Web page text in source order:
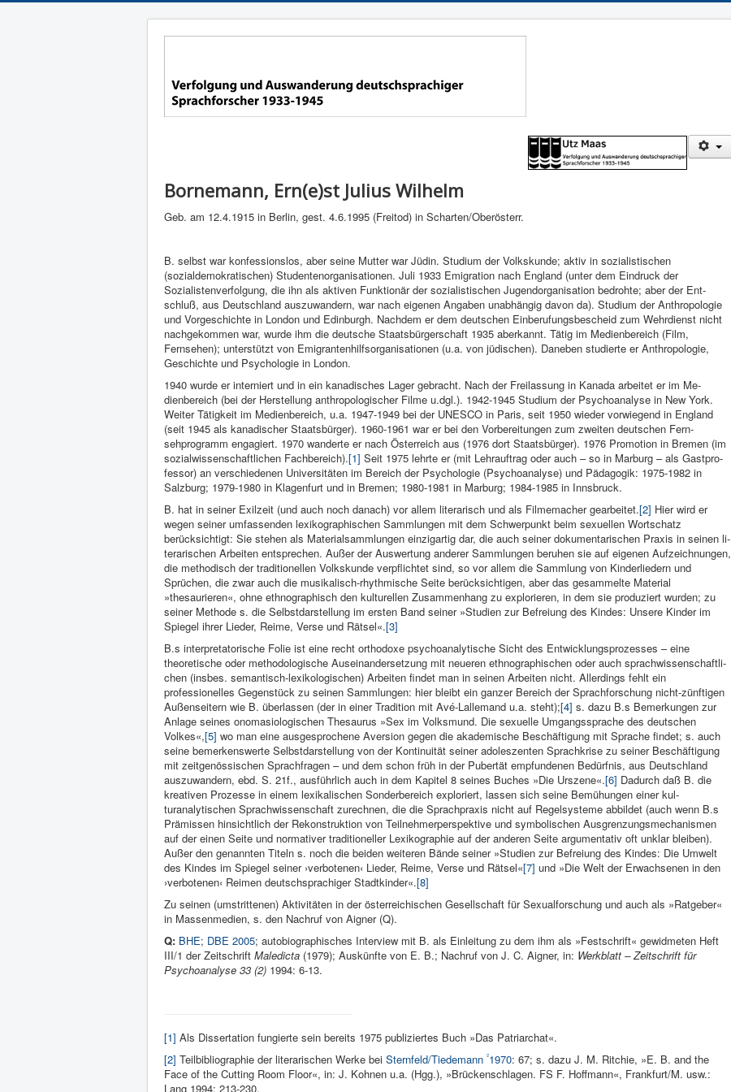
Bornemann, Ern(e)st Julius Wilhelm
Geb. am 12.4.1915 in Berlin, gest. 4.6.1995 (Freitod) in Scharten/Oberösterr.
B. selbst war konfessi­onslos, aber seine Mutter war Jüdin. Studium der Volks­kunde; aktiv in sozialistischen
(sozialdemokratischen) Studenten­organisationen. Juli 1933 Emigra­tion nach Eng­land (unter dem Ein­druck der
Sozialistenverfol­gung, die ihn als aktiven Funktionär der sozialisti­schen Jugendorganisation bedrohte; aber der Ent­
schluß, aus Deutschland auszuwandern, war nach eige­nen Anga­ben un­abhängig davon da). Stu­dium der An­thropologie
und Vorge­schichte in London und Edin­burgh. Nachdem er dem deut­schen Einbe­rufungsbescheid zum Wehr­dienst nicht
nach­gekommen war, wurde ihm die deutsche Staats­bürgerschaft 1935 aber­kannt. Tätig im Medienbe­reich (Film,
Fernsehen); unterstützt von Emigranten­hilfsorganisationen (u.a. von jüdischen). Da­neben studierte er Anthro­pologie,
Geschichte und Psy­chologie in London.
1940 wurde er in­terniert und in ein kanadisches Lager ge­bracht. Nach der Freilassung in Kanada arbeitet er im Me­
dienbereich (bei der Herstellung anthropologischer Filme u.dgl.). 1942-1945 Studium der Psycho­analyse in New York.
Wei­ter Tätig­keit im Medienbereich, u.a. 1947-1949 bei der UN­ESCO in Paris, seit 1950 wieder vor­wiegend in Eng­land
(seit 1945 als kanadi­scher Staatsbürger). 1960-1961 war er bei den Vorbereitungen zum zweiten deut­schen Fern­
sehprogramm engagiert. 1970 ­wanderte er nach Österreich aus (1976 dort Staatsbürger). 1976 Pro­motion in Bre­men (im
sozialwissenschaft­lichen Fachbereich).[1] Seit 1975 lehrte er (mit Lehrauftrag oder auch – so in Marburg – als Gastpro­
fessor) an verschiedenen Universitäten im Bereich der Psy­chologie (Psychoanalyse) und Pädagogik: 1975-1982 in
Salzburg; 1979-1980 in Klagenfurt und in Bremen; 1980-1981 in Marburg; 1984-1985 in Innsbruck.
B. hat in seiner Exilzeit (und auch noch da­nach) vor al­lem litera­risch und als Filmemacher gearbeitet.[2] Hier wird er
wegen seiner umfas­senden lexikographi­schen Samm­lungen mit dem Schwer­punkt beim sexuellen Wortschatz
berücksich­tigt: Sie stehen als Ma­terialsammlungen einzig­artig dar, die auch seiner dokumentarischen Praxis in seinen li­
terarischen Arbeiten entspre­chen. Außer der Auswer­tung ande­rer Samm­lungen beruhen sie auf ei­genen Auf­zeichnungen,
die methodisch der traditionellen Volks­kunde verpflichtet sind, so vor allem die Samm­lung von Kinderlie­dern und
Sprüchen, die zwar auch die musika­lisch-rhythmische Seite berücksichti­gen, aber das gesammelte Mate­rial
»thesaurieren«, ohne ethnographisch den kul­turellen Zusammen­hang zu ex­plorieren, in dem sie produziert wur­den; zu
seiner Me­thode s. die Selbstdarstellung im er­sten Band sei­ner »Studien zur Befreiung des Kindes: Un­sere Kin­der im
Spiegel ihrer Lieder, Reime, Verse und Rät­sel«.[3]
B.s interpretatorische Folie ist eine recht or­thodoxe psychoanaly­tische Sicht des Entwick­lungsprozesses – eine
theoretische oder metho­dologische Auseinandersetzung mit neueren eth­nographischen oder auch sprachwissenschaftli­
chen (insbes. se­mantisch-lexikologi­schen) Ar­beiten fin­det man in seinen Arbeiten nicht. Allerdings fehlt ein
professionelles Gegenstück zu seinen Sammlungen: hier bleibt ein ganzer Bereich der Sprachfor­schung nicht-zünf­tigen
Au­ßenseitern wie B. überlassen (der in einer Tradition mit Avé-Lalle­mand u.a. steht);[4] s. dazu B.s Bemerkungen zur
An­lage seines onoma­siologischen Thesau­rus »Sex im Volksmund. Die sexuelle Umgangs­sprache des deutschen
Volkes«,[5] wo man eine ausgesprochene Aver­sion gegen die akademische Beschäftigung mit Spra­che findet; s. auch
seine bemer­kenswerte Selbstdarstellung von der Konti­nuität seiner adoleszen­ten Sprachkrise zu seiner Be­schäftigung
mit zeitgenössischen Sprach­fragen – und dem schon früh in der Pu­bertät empfun­denen Bedürf­nis, aus Deutschland
auszuwandern, ebd. S. 21f., aus­führlich auch in dem Kapitel 8 sei­nes Buches »Die Urszene«.[6] Dadurch daß B. die
kreativen Prozesse in einem lexi­kalischen Son­derbereich explo­riert, lassen sich seine Be­mühungen einer kul­
turanalytischen Sprach­wissenschaft zurechnen, die die Sprachpraxis nicht auf Regel­systeme abbildet (auch wenn B.s
Prä­missen hin­sichtlich der Rekonstruktion von Teilnehmer­perspektive und sym­bolischen Ausgrenzungsmechanis­men
auf der einen Seite und normati­ver tradi­tioneller Lexikogra­phie auf der an­deren Seite argumenta­tiv oft un­klar bleiben).
Außer den genannten Titeln s. noch die beiden wei­teren Bände seiner »Studien zur Befrei­ung des Kin­des: Die Umwelt
des Kindes im Spie­gel sei­ner ›verbotenen‹ Lieder, Reime, Verse und Rätsel«[7] und »Die Welt der Erwachse­nen in den
›verbote­nen‹ Reimen deutsch­sprachiger Stadtkinder«.[8]
Zu seinen (umstrittenen) Aktivitäten in der österreichischen Gesellschaft für Sexualforschung und auch als »Ratgeber«
in Massenmedien, s. den Nachruf von Aigner (Q).
Q: BHE; DBE 2005; autobiographisches Interview mit B. als Ein­leitung zu dem ihm als »Festschrift« gewidmeten Heft
III/1 der Zeit­schrift Male­dicta (1979); Auskünfte von E. B.; Nachruf von J. C. Aigner, in: Werkblatt – Zeitschrift für
Psychoanalyse 33 (2) 1994: 6-13.
[1] Als Dissertation fungierte sein bereits 1975 publiziertes Buch »Das Patriarchat«.
[2] Teilbibliographie der literarischen Werke bei Stern­feld/Tiedemann ²1970: 67; s. dazu J. M. Rit­chie, »E. B. and the
Face of the Cutting Room Floor«, in: J. Kohnen u.a. (Hgg.), »Brückenschlagen. FS F. Hoffmann«, Frank­furt/M. usw.:
Lang 1994: 213-230.